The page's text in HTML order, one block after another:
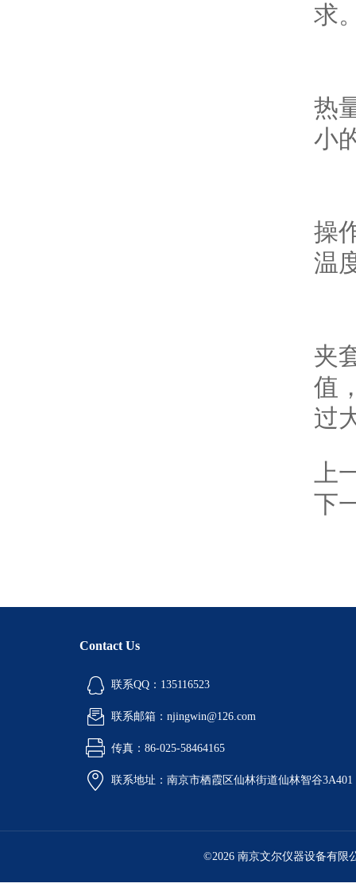
求
热
小
操
温
夹
值
过
上
下
Contact Us
联系QQ：135116523
联系邮箱：njingwin@126.com
传真：86-025-58464165
联系地址：南京市栖霞区仙林街道仙林智谷3A401
©2026 南京文尔仪器设备有限